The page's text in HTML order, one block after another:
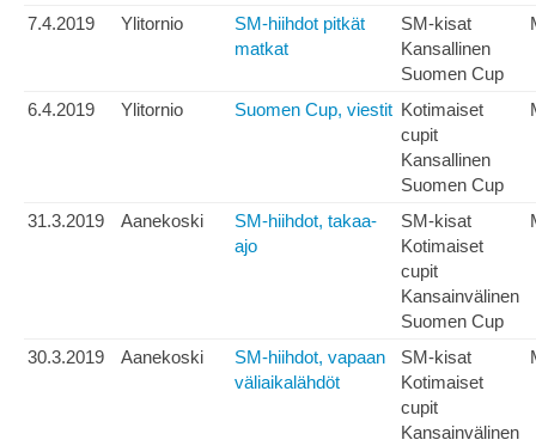
7.4.2019
Ylitornio
SM-hiihdot pitkät
matkat
SM-kisat
Kansallinen
Suomen Cup
6.4.2019 Ylitornio Suomen Cup, viestit Kotimaiset
cupit
Kansallinen
Suomen Cup
31.3.2019 Aanekoski
SM-hiihdot, takaa-
ajo
SM-kisat
Kotimaiset
cupit
Kansainvälinen
Suomen Cup
30.3.2019 Aanekoski
SM-hiihdot, vapaan
väliaikalähdöt
SM-kisat
Kotimaiset
cupit
Kansainvälinen